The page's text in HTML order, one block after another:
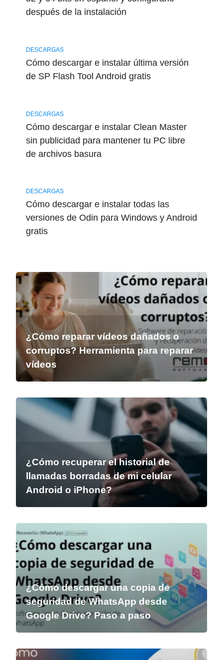
después de la instalación
DESCARGAS
Cómo descargar e instalar última versión
de SP Flash Tool Android gratis
DESCARGAS
Cómo descargar e instalar Clean Master
sin publicidad para mantener tu PC libre
de archivos basura
DESCARGAS
Cómo descargar e instalar todas las
versiones de Odin para Windows y Android
gratis
¿Cómo reparar vídeos dañados o
corruptos? Herramienta para reparar
vídeos
¿Cómo recuperar el historial de
llamadas borradas de mi celular
Android o iPhone?
¿Cómo descargar una copia de
seguridad de WhatsApp desde
Google Drive? Paso a paso